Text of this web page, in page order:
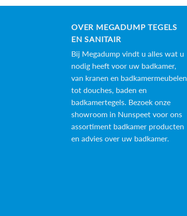
OVER MEGADUMP TEGELS
EN SANITAIR
Bij Megadump vindt u alles wat u
nodig heeft voor uw badkamer,
van kranen en badkamermeubelen
tot douches, baden en
badkamertegels. Bezoek onze
showroom in Nunspeet voor ons
assortiment badkamer producten
en advies over uw badkamer.